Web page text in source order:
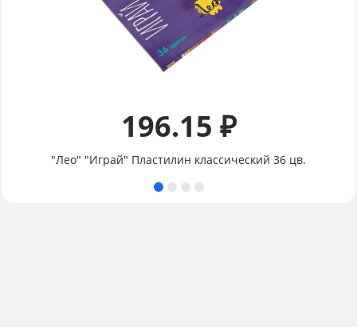
196.15 ₽
"Лео" "Играй" Пластилин классический 36 цв.